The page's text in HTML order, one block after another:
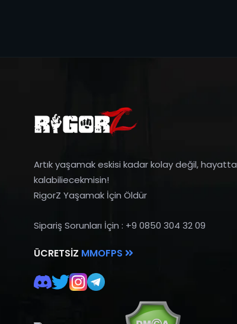
Artık yaşamak eskisi kadar kolay değil, hayatta
kalabiliecekmisin!
RigorZ Yaşamak İçin Öldür
Sipariş Sorunları İçin : +9 0850 304 32 09
ÜCRETSIZ MMOFPS